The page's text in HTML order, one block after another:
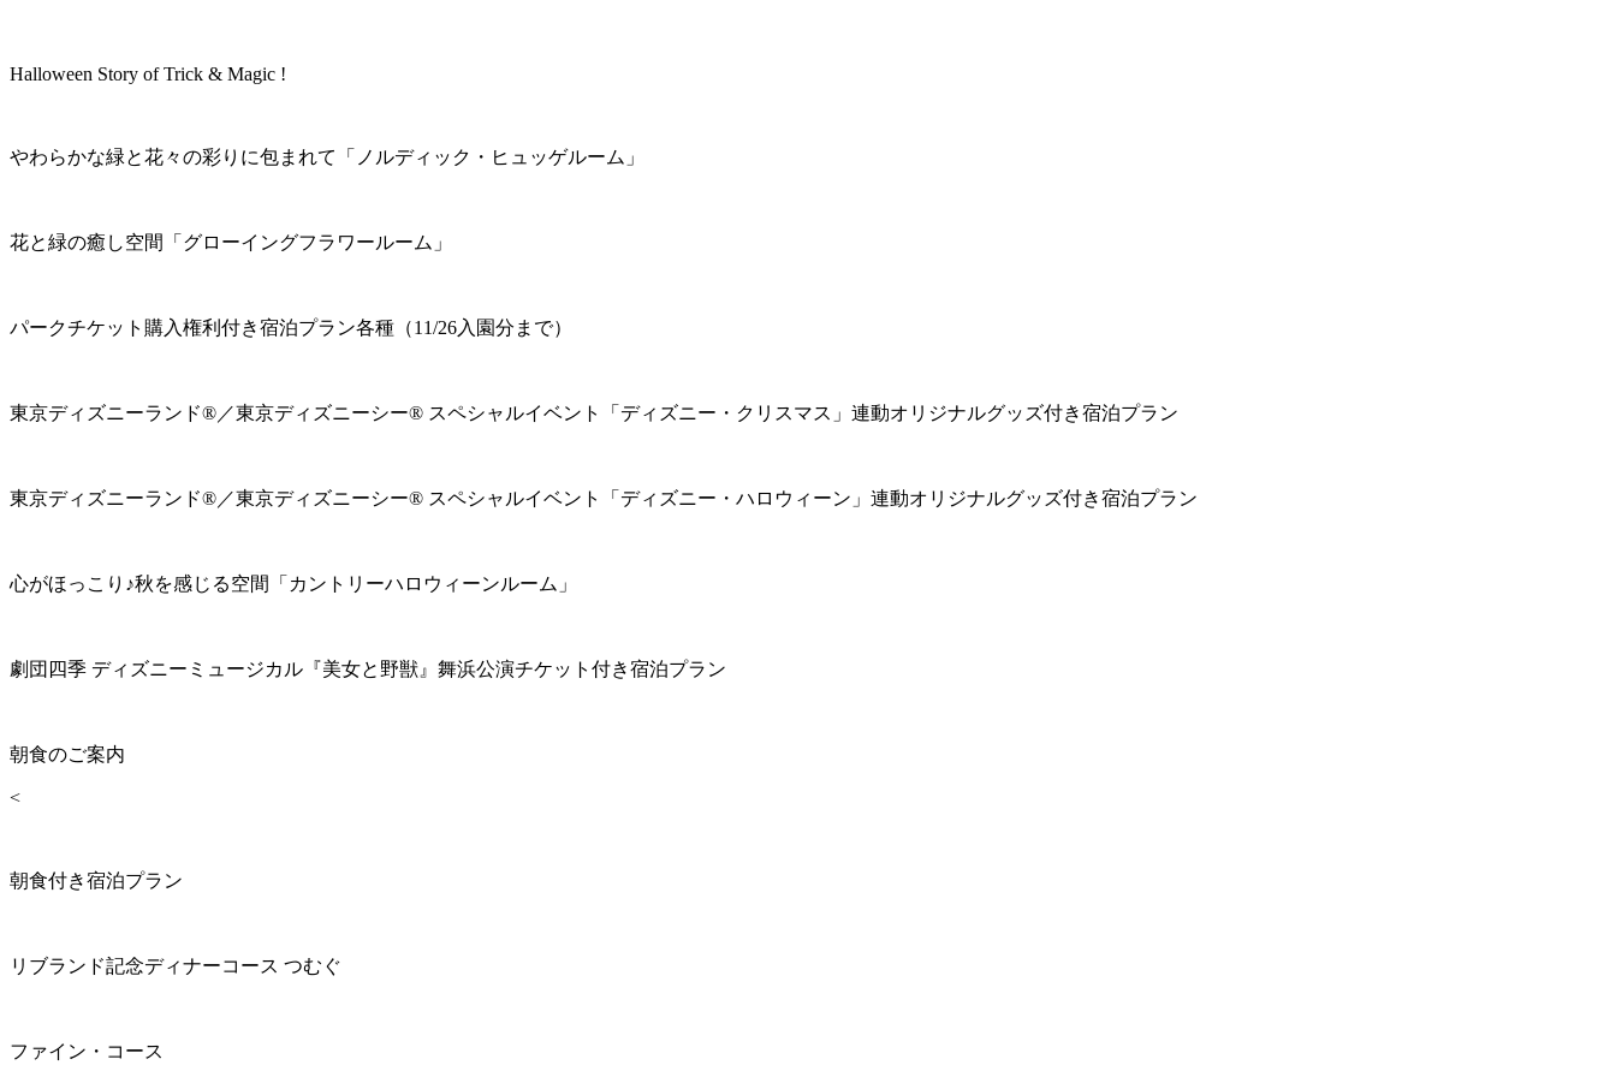
Halloween Story of Trick & Magic !
やわらかな緑と花々の彩りに包まれて「ノルディック・ヒュッゲルーム」
花と緑の癒し空間「グローイングフラワールーム」
パークチケット購入権利付き宿泊プラン各種（11/26入園分まで）
東京ディズニーランド®／東京ディズニーシー® スペシャルイベント「ディズニー・クリスマス」連動オリジナルグッズ付き宿泊プラン
東京ディズニーランド®／東京ディズニーシー® スペシャルイベント「ディズニー・ハロウィーン」連動オリジナルグッズ付き宿泊プラン
心がほっこり♪秋を感じる空間「カントリーハロウィーンルーム」
劇団四季 ディズニーミュージカル『美女と野獣』舞浜公演チケット付き宿泊プラン
朝食のご案内
<
朝食付き宿泊プラン
リブランド記念ディナーコース つむぐ
ファイン・コース